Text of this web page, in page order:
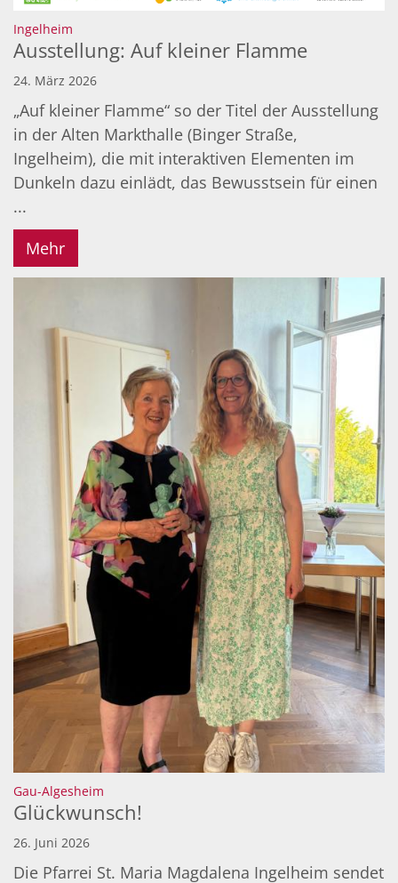
Ingelheim
Ausstellung: Auf kleiner Flamme
24. März 2026
„Auf kleiner Flamme“ so der Titel der Ausstellung
in der Alten Markthalle (Binger Straße,
Ingelheim), die mit interaktiven Elementen im
Dunkeln dazu einlädt, das Bewusstsein für einen
...
Mehr
Gau-Algesheim
Glückwunsch!
26. Juni 2026
Die Pfarrei St. Maria Magdalena Ingelheim sendet